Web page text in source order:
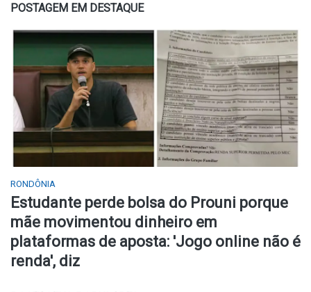
POSTAGEM EM DESTAQUE
RONDÔNIA
Estudante perde bolsa do Prouni porque
mãe movimentou dinheiro em
plataformas de aposta: 'Jogo online não é
renda', diz